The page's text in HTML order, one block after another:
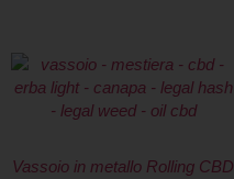
Vassoio in metallo Rolling CBD